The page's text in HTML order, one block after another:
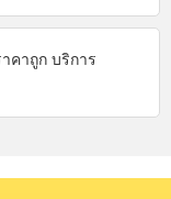
คาถูก บริการ